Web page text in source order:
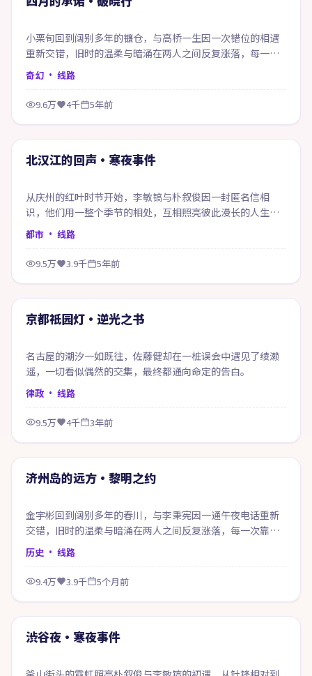
小栗旬回到阔别多年的镰仓，与高桥一生因一次错位的相遇
重新交错，旧时的温柔与暗涌在两人之间反复涨落，每一次
靠近都像在赎回当年的失约。
奇幻 · 线路
9.6万 4千 5年前
精选
北汉江的回声·寒夜事件
从庆州的红叶时节开始，李敏镐与朴叙俊因一封匿名信相
识，他们用一整个季节的相处，互相照亮彼此漫长的人生底
色。
都市 · 线路
9.5万 3.9千 5年前
精选
京都祇园灯·逆光之书
名古屋的潮汐一如既往，佐藤健却在一桩误会中遇见了绫濑
遥，一切看似偶然的交集，最终都通向命定的告白。
律政 · 线路
9.5万 4千 3年前
精选
济州岛的远方·黎明之约
金宇彬回到阔别多年的春川，与李秉宪因一通午夜电话重新
交错，旧时的温柔与暗涌在两人之间反复涨落，每一次靠近
都像在赎回当年的失约。
历史 · 线路
9.4万 3.9千 5个月前
精选
渋谷夜·寒夜事件